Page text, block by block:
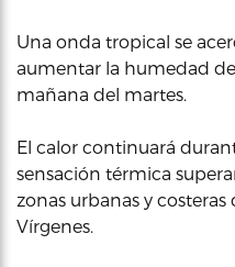
Una onda tropical se
aumentar la humedad
mañana del martes.
El calor continuará
sensación térmica
zonas urbanas y costeras
Vírgenes.